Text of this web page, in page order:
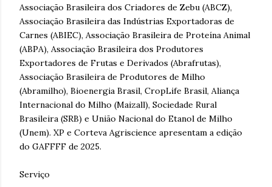
Associação Brasileira dos Criadores de Zebu (ABCZ),
Associação Brasileira das Indústrias Exportadoras de
Carnes (ABIEC), Associação Brasileira de Proteína Animal
(ABPA), Associação Brasileira dos Produtores
Exportadores de Frutas e Derivados (Abrafrutas),
Associação Brasileira de Produtores de Milho
(Abramilho), Bioenergia Brasil, CropLife Brasil, Aliança
Internacional do Milho (Maizall), Sociedade Rural
Brasileira (SRB) e União Nacional do Etanol de Milho
(Unem). XP e Corteva Agriscience apresentam a edição
do GAFFFF de 2025.
Serviço